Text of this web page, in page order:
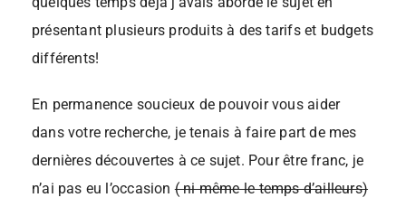
présentant plusieurs produits à des tarifs et budgets
différents!
En permanence soucieux de pouvoir vous aider
dans votre recherche, je tenais à faire part de mes
dernières découvertes à ce sujet. Pour être franc, je
n’ai pas eu l’occasion( ni même le temps d’ailleurs)